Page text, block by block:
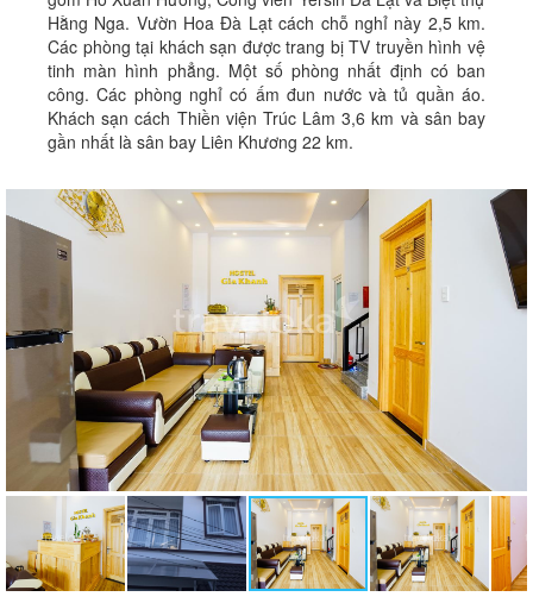
Hằng Nga. Vườn Hoa Đà Lạt cách chỗ nghỉ này 2,5 km.
Các phòng tại khách sạn được trang bị TV truyền hình vệ
tinh màn hình phẳng. Một số phòng nhất định có ban
công. Các phòng nghỉ có ấm đun nước và tủ quần áo.
Khách sạn cách Thiền viện Trúc Lâm 3,6 km và sân bay
gần nhất là sân bay Liên Khương 22 km.